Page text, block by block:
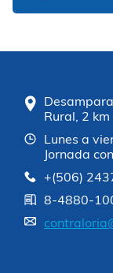
Rural, 2
Lunes a
Jornada
+(506)
8-4880-